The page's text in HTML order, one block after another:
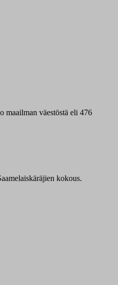
maailman väestöstä eli 476
kokous.